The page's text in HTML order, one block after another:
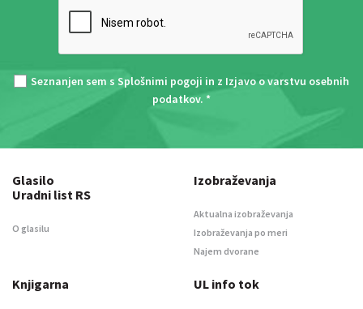
Seznanjen sem s Splošnimi pogoji in z Izjavo o varstvu osebnih
podatkov. *
Glasilo
Uradni list RS
O glasilu
Izobraževanja
Aktualna izobraževanja
Izobraževanja po meri
Najem dvorane
Knjigarna UL info tok